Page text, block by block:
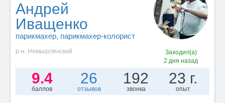
Андрей
Иващенко
парикмахер, парикмахер-колорист
р-н. Немышлянский
Заходил(а)
2 дня назад
9.4
баллов
26
отзывов
192
звонка
23 г.
опыт